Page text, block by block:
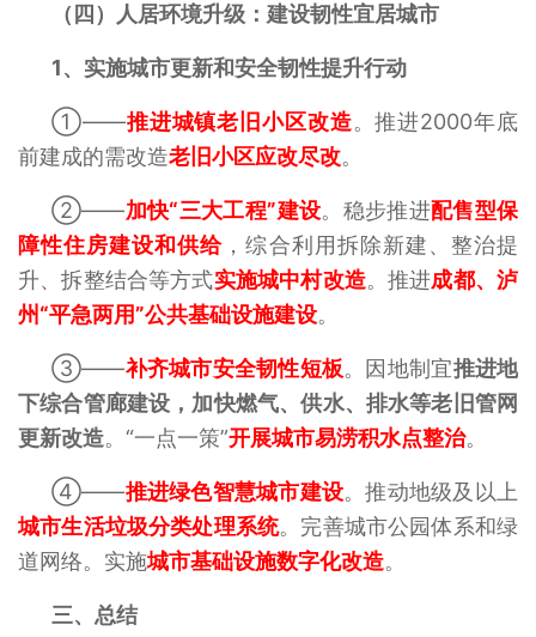
（四）人居环境升级：建设韧性宜居城市
1、 实施城市更新和安全韧性提升行动
①——推进城镇老旧小区改造。推进2000年底
前建成的需改造老旧小区应改尽改。
②——加快“三大工程”建设。稳步推进配售型保
障性住房建设和供给 ，综合利用拆除新建、整治提
升、拆整结合等方式实施城中村改造。推进成都、泸
州“平急两用”公共基础设施建设。
③——补齐城市安全韧性短板。因地制宜推进地
下综合管廊建设，加快燃气、供水、排水等老旧管网
更新改造。“一点一策”开展城市易涝积水点整治。
④——推进绿色智慧城市建设。推动地级及以上
城市生活垃圾分类处理系统。完善城市公园体系和绿
道网络。实施城市基础设施数字化改造。
三、 总结